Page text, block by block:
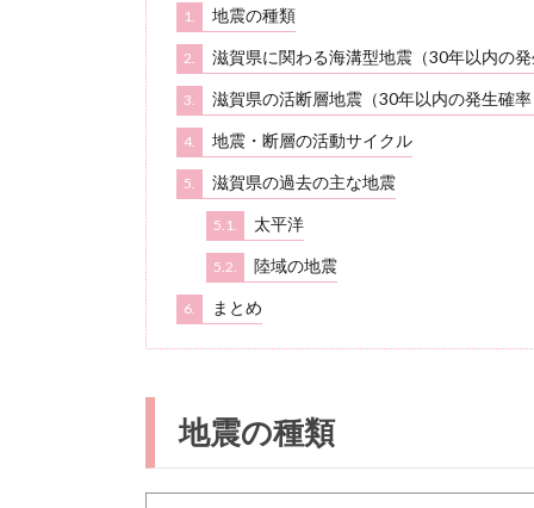
1. 地震の種類
2. 滋賀県に関わる海溝型地震（30年以内の
3. 滋賀県の活断層地震（30年以内の発生確
4. 地震・断層の活動サイクル
5. 滋賀県の過去の主な地震
5.1. 太平洋
5.2. 陸域の地震
6. まとめ
地震の種類